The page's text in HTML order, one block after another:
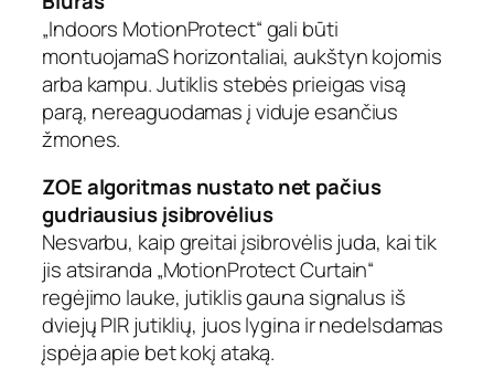
„Indoors MotionProtect“ gali būti
montuojamaS horizontaliai, aukštyn kojomis
arba kampu. Jutiklis stebės prieigas visą
parą, nereaguodamas į viduje esančius
žmones.
ZOE algoritmas nustato net pačius
gudriausius įsibrovėlius
Nesvarbu, kaip greitai įsibrovėlis juda, kai tik
jis atsiranda „MotionProtect Curtain“
regėjimo lauke, jutiklis gauna signalus iš
dviejų PIR jutiklių, juos lygina ir nedelsdamas
įspėja apie bet kokį ataką.